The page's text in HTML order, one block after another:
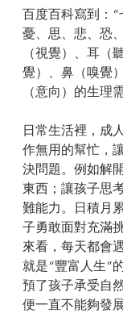
百度百科寫到：“
憂、思、悲、恐
（視覺）、耳（
覺）、鼻（嗅覺
（意向）的生理
日常生活裡，成
作無用的幫忙，
決問題。例如解
東西；讓孩子思
難能力。日積月
子勇敢面對充滿
來看，每天都會
就是“豐富人生”
預了孩子承受自
便一直不能夠發